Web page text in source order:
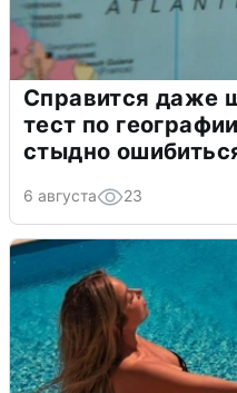
Справится даже
тест по
стыдно
6 августа 23